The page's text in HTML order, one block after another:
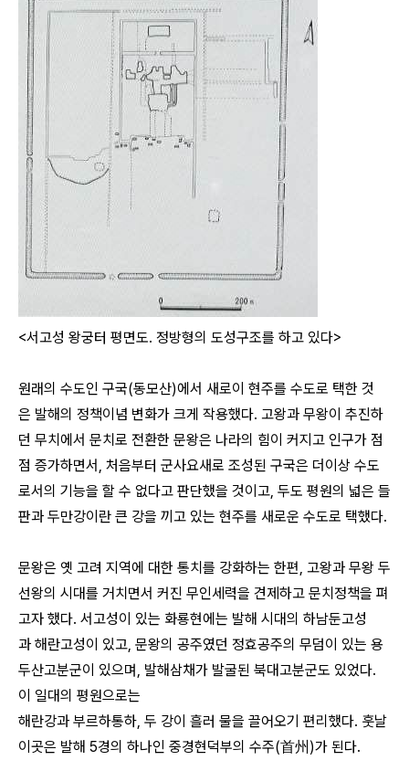
<서고성 왕궁터 평면도. 정방형의 도성구조를 하고 있다>
원래의 수도인 구국(동모산)에서 새로이 현주를 수도로 택한 것
은 발해의 정책이념 변화가 크게 작용했다. 고왕과 무왕이 추진하
던 무치에서 문치로 전환한 문왕은 나라의 힘이 커지고 인구가 점
점 증가하면서, 처음부터 군사요새로 조성된 구국은 더이상 수도
로서의 기능을 할 수 없다고 판단했을 것이고, 두도 평원의 넓은 들
판과 두만강이란 큰 강을 끼고 있는 현주를 새로운 수도로 택했다.
문왕은 옛 고려 지역에 대한 통치를 강화하는 한편, 고왕과 무왕 두
선왕의 시대를 거치면서 커진 무인세력을 견제하고 문치정책을 펴
고자 했다. 서고성이 있는 화룡현에는 발해 시대의 하남둔고성
과 해란고성이 있고, 문왕의 공주였던 정효공주의 무덤이 있는 용
두산고분군이 있으며, 발해삼채가 발굴된 북대고분군도 있었다.
이 일대의 평원으로는
해란강과 부르하통하, 두 강이 흘러 물을 끌어오기 편리했다. 훗날
이곳은 발해 5경의 하나인 중경현덕부의 수주(首州)가 된다.